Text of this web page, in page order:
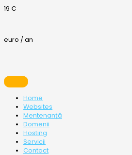
19 €
euro / an
Home
Websites
Mentenanță
Domenii
Hosting
Servicii
Contact